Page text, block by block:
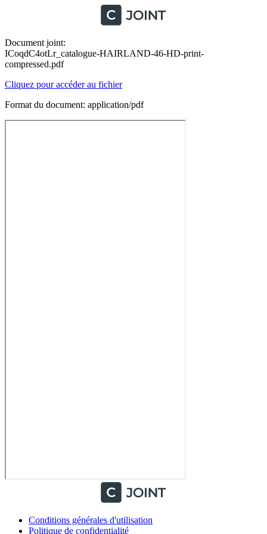
Document joint:
ICoqdC4otLr_catalogue-HAIRLAND-46-HD-print-
compressed.pdf
Cliquez pour accéder au fichier
Format du document: application/pdf
Conditions générales d'utilisation
Politique de confidentialité